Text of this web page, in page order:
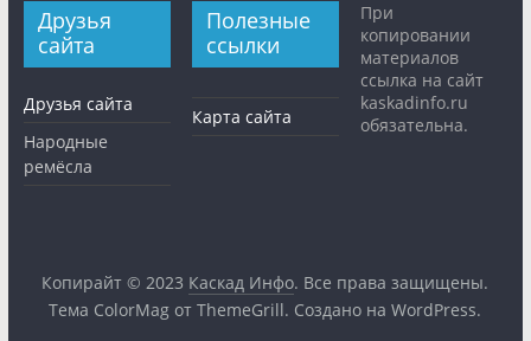
Друзья
сайта
Друзья сайта
Народные
ремёсла
Полезные
ссылки
Карта сайта
При
копировании
материалов
ссылка на сайт
kaskadinfo.ru
обязательна.
Копирайт © 2023 Каскад Инфо. Все права защищены.
Тема ColorMag от ThemeGrill. Создано наWordPress.